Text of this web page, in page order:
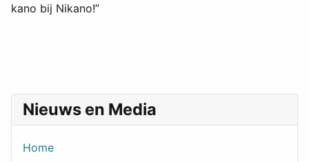
Nieuws en Media
Home
kano bij Nikano!”